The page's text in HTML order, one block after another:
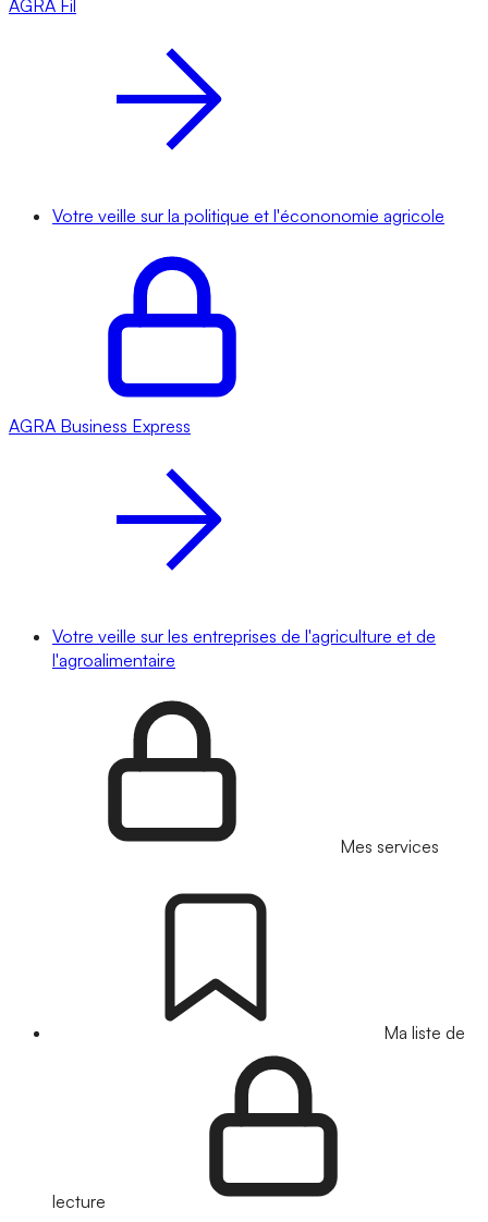
AGRA Fil
Votre veille sur la politique et l'écononomie agricole
AGRA Business Express
Votre veille sur les entreprises de l'agriculture et de
l'agroalimentaire
Mes services
Ma liste de
lecture